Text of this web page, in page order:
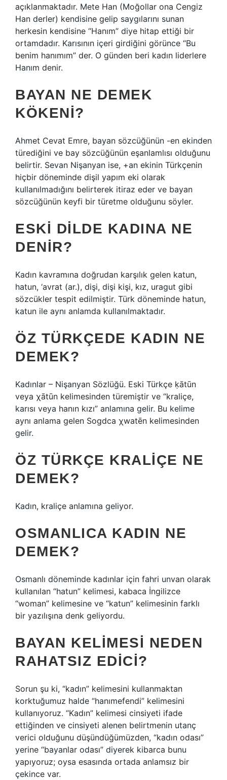
açıklanmaktadır. Mete Han (Moğollar ona Cengiz
Han derler) kendisine gelip saygılarını sunan
herkesin kendisine “Hanım” diye hitap ettiği bir
ortamdadır. Karısının içeri girdiğini görünce “Bu
benim hanımım” der. O günden beri kadın liderlere
Hanım denir.
BAYAN NE DEMEK
KÖKENI?
Ahmet Cevat Emre, bayan sözcüğünün -en ekinden
türediğini ve bay sözcüğünün eşanlamlısı olduğunu
belirtir. Sevan Nişanyan ise, +an ekinin Türkçenin
hiçbir döneminde dişil yapım eki olarak
kullanılmadığını belirterek itiraz eder ve bayan
sözcüğünün keyfi bir türetme olduğunu söyler.
ESKI DILDE KADINA NE
DENIR?
Kadın kavramına doğrudan karşılık gelen katun,
hatun, ‘avrat (ar.), dişi, dişi kişi, kız, uragut gibi
sözcükler tespit edilmiştir. Türk döneminde hatun,
katun ile aynı anlamda kullanılmaktadır.
ÖZ TÜRKÇEDE KADIN NE
DEMEK?
Kadınlar – Nişanyan Sözlüğü. Eski Türkçe ḳātūn
veya χātūn kelimesinden türemiştir ve “kraliçe,
karısı veya hanın kızı” anlamına gelir. Bu kelime
aynı anlama gelen Sogdca χwatēn kelimesinden
gelir.
ÖZ TÜRKÇE KRALIÇE NE
DEMEK?
Kadın, kraliçe anlamına geliyor.
OSMANLICA KADIN NE
DEMEK?
Osmanlı döneminde kadınlar için fahri unvan olarak
kullanılan “hatun” kelimesi, kabaca İngilizce
“woman” kelimesine ve “katun” kelimesinin farklı
bir yazılışına denk geliyordu.
BAYAN KELIMESI NEDEN
RAHATSIZ EDICI?
Sorun şu ki, “kadın” kelimesini kullanmaktan
korktuğumuz halde “hanımefendi” kelimesini
kullanıyoruz. “Kadın” kelimesi cinsiyeti ifade
ettiğinden ve cinsiyeti alenen belirtmenin utanç
verici olduğunu düşündüğümüzden, “kadın odası”
yerine “bayanlar odası” diyerek kibarca bunu
yapıyoruz; oysa esasında ortada anlamsız bir
çekince var.